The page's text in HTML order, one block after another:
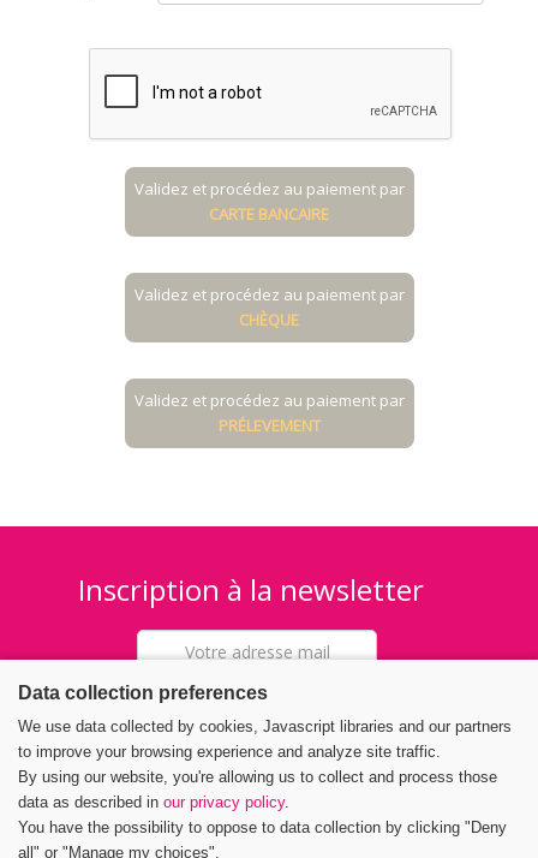
Validez et procédez au paiement par
CARTE BANCAIRE
Validez et procédez au paiement par
CHÈQUE
Validez et procédez au paiement par
PRÉLEVEMENT
Inscription à la newsletter
Nous contacter
Les Blouses Roses
Data collection preferences
We use data collected by cookies, Javascript libraries and our partners
to improve your browsing experience and analyze site traffic.
By using our website, you're allowing us to collect and process those
data as described in our privacy policy.
You have the possibility to oppose to data collection by clicking "Deny
all" or "Manage my choices".